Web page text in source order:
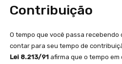
Contribuição
O tempo que você passa recebendo
contar para seu tempo de
Lei 8.213/91 afirma que o tempo